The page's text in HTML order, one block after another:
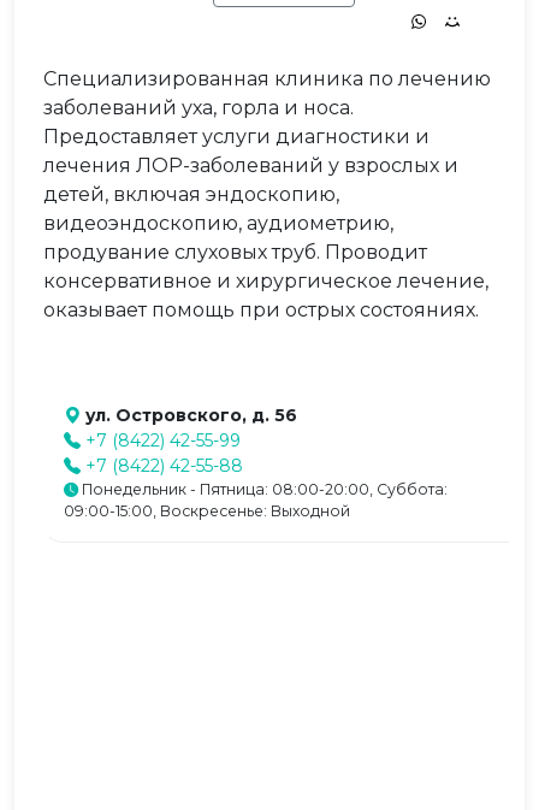
Специализированная клиника по лечению
заболеваний уха, горла и носа.
Предоставляет услуги диагностики и
лечения ЛОР-заболеваний у взрослых и
детей, включая эндоскопию,
видеоэндоскопию, аудиометрию,
продувание слуховых труб. Проводит
консервативное и хирургическое лечение,
оказывает помощь при острых состояниях.
ул. Островского, д. 56
+7 (8422) 42-55-99
+7 (8422) 42-55-88
Понедельник - Пятница: 08:00-20:00, Суббота:
09:00-15:00, Воскресенье: Выходной